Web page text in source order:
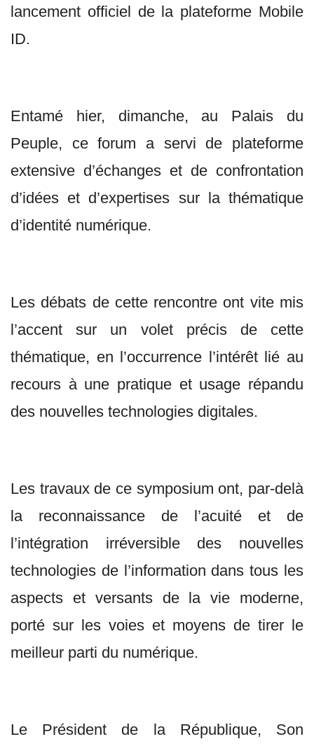
lancement officiel de la plateforme Mobile
ID.
Entamé hier, dimanche, au Palais du
Peuple, ce forum a servi de plateforme
extensive d’échanges et de confrontation
d’idées et d’expertises sur la thématique
d’identité numérique.
Les débats de cette rencontre ont vite mis
l’accent sur un volet précis de cette
thématique, en l’occurrence l’intérêt lié au
recours à une pratique et usage répandu
des nouvelles technologies digitales.
Les travaux de ce symposium ont, par-delà
la reconnaissance de l’acuité et de
l’intégration irréversible des nouvelles
technologies de l’information dans tous les
aspects et versants de la vie moderne,
porté sur les voies et moyens de tirer le
meilleur parti du numérique.
Le Président de la République, Son